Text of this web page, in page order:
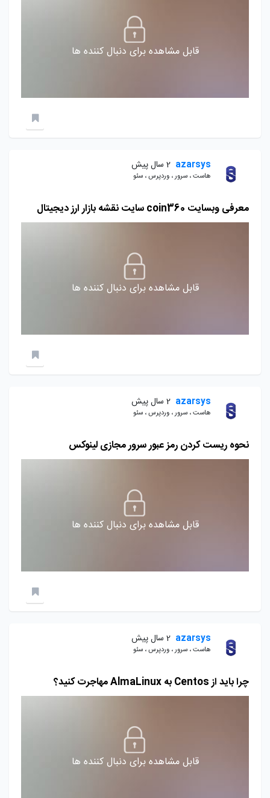
قابل مشاهده برای دنبال کننده ها
azarsys 2 سال پیش
هاست ، سرور ، وردپرس ، سئو
معرفی وبسایت coin360 سایت نقشه بازار ارز دیجیتال
قابل مشاهده برای دنبال کننده ها
azarsys 2 سال پیش
هاست ، سرور ، وردپرس ، سئو
نحوه ریست کردن رمز عبور سرور مجازی لینوکس
قابل مشاهده برای دنبال کننده ها
azarsys 2 سال پیش
هاست ، سرور ، وردپرس ، سئو
چرا باید از Centos به AlmaLinux مهاجرت کنید؟
قابل مشاهده برای دنبال کننده ها